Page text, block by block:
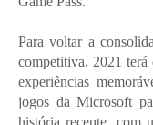
Para voltar a
competitiva, 2021 terá
experiências
jogos da Microsoft